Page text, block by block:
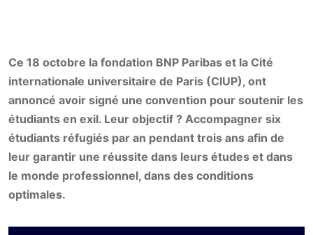
Ce 18 octobre la fondation BNP Paribas et la Cité
internationale universitaire de Paris (CIUP), ont
annoncé avoir signé une convention pour soutenir les
étudiants en exil. Leur objectif ? Accompagner six
étudiants réfugiés par an pendant trois ans afin de
leur garantir une réussite dans leurs études et dans
le monde professionnel, dans des conditions
optimales.